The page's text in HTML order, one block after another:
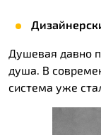
Душевая давно
душа. В
система уже